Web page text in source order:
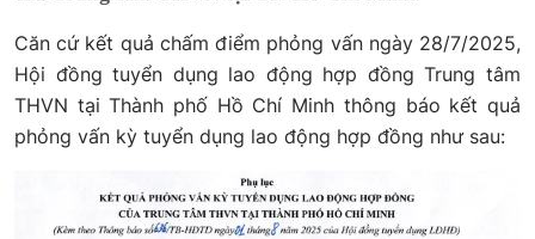
Căn cứ kết quả chấm điểm phỏng vấn ngày 28/7/2025,
Hội đồng tuyển dụng lao động hợp đồng Trung tâm
THVN tại Thành phố Hồ Chí Minh thông báo kết quả
phỏng vấn kỳ tuyển dụng lao động hợp đồng như sau: